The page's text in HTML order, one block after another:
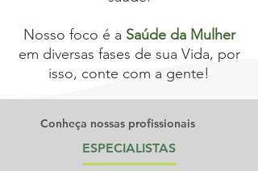
Nosso foco é a Saúde da Mulher
em diversas fases de sua Vida, por
isso, conte com a gente!
Conheça nossas profissionais
ESPECIALISTAS